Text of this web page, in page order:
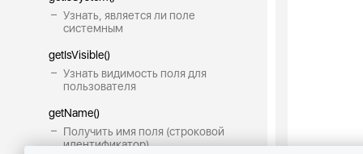
Узнать, является ли поле
системным
getIsVisible()
Узнать видимость поля для
пользователя
getName()
Получить имя поля (строковой
идентификатор)